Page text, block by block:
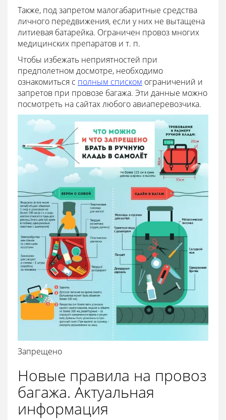
Также, под запретом малогабаритные средства
личного передвижения, если у них не вытащена
литиевая батарейка. Ограничен провоз многих
медицинских препаратов и т. п.
Чтобы избежать неприятностей при
предполетном досмотре, необходимо
ознакомиться с полным списком ограничений и
запретов при провозе багажа. Эти данные можно
посмотреть на сайтах любого авиаперевозчика.
Запрещено
Новые правила на провоз
багажа. Актуальная
информация